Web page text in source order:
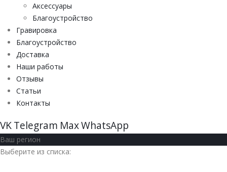
Аксессуары
Благоустройство
Гравировка
Благоустройство
Доставка
Наши работы
Отзывы
Статьи
Контакты
VKTelegram MaxWhatsApp
Ваш регион
Выберите из списка: